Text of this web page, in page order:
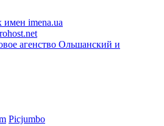
Picjumbo